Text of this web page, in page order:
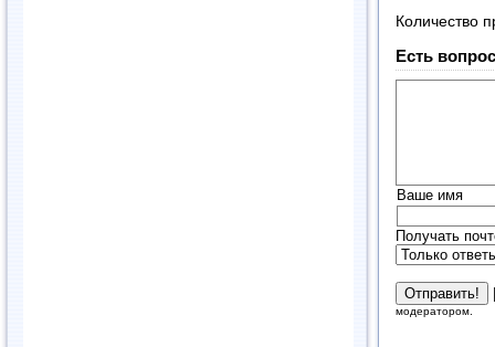
Количество
Есть
Ваше имя
Получать
модератором.